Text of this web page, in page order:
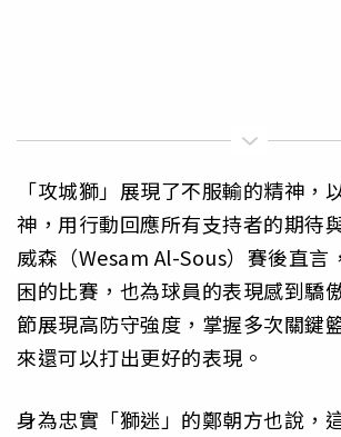
「攻城獅」展現了不服輸的精神，
神，用行動回應所有支持者的期待
威森（Wesam Al-Sous）賽後直言
困的比賽，也為球員的表現感到驕
節展現高防守強度，掌握多次關鍵
來還可以打出更好的表現。
身為忠實「獅迷」的鄭朝方也說，